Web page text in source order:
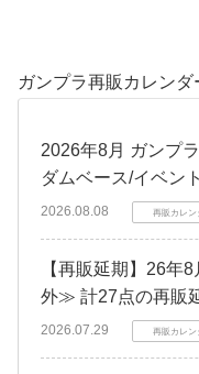
ガンプラ再販カレンダ
2026年8月 ガンプ
ダムベース/イベン
2026.08.08 再販カレン
【再販延期】26年
外≫ 計27点の再販
2026.07.29 再販カレン